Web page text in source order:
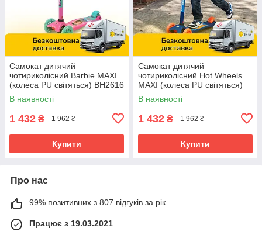
Самокат дитячий
чотириколісний Barbie MAXI
(колеса PU світяться) BH2616
В наявності
1 432 ₴ 1 962 ₴
Купити
Самокат дитячий
чотириколісний Hot Wheels
MAXI (колеса PU світяться)
BH2617
В наявності
1 432 ₴ 1 962 ₴
Купити
Про нас
99% позитивних з 807 відгуків за рік
Працює з 19.03.2021